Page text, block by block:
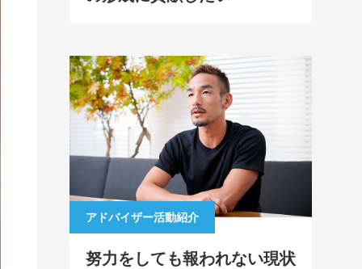
アドバイザー活動紹介
努力をしても報われない現状